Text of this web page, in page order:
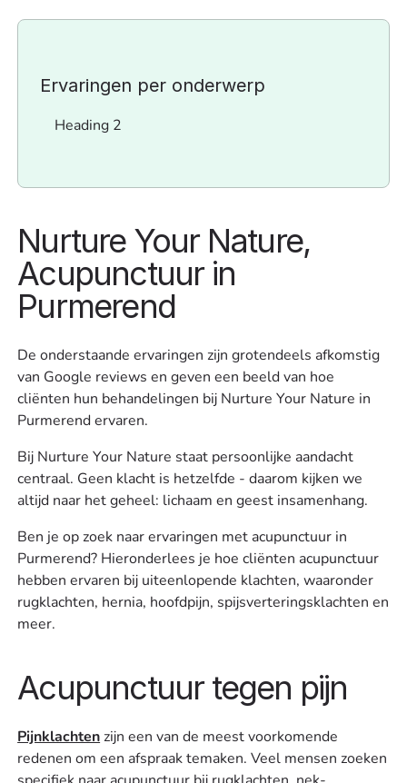
Ervaringen per onderwerp
Heading 2
Nurture Your Nature,
Acupunctuur in
Purmerend
De onderstaande ervaringen zijn grotendeels afkomstig
van Google reviews en geven een beeld van hoe
cliënten hun behandelingen bij Nurture Your Nature in
Purmerend ervaren.
Bij Nurture Your Nature staat persoonlijke aandacht
centraal. Geen klacht is hetzelfde - daarom kijken we
altijd naar het geheel: lichaam en geest insamenhang.
Ben je op zoek naar ervaringen met acupunctuur in
Purmerend? Hieronderlees je hoe cliënten acupunctuur
hebben ervaren bij uiteenlopende klachten, waaronder
rugklachten, hernia, hoofdpijn, spijsverteringsklachten en
meer.
Acupunctuur tegen pijn
Pijnklachtenzijn een van de meest voorkomende
redenen om een afspraak temaken. Veel mensen zoeken